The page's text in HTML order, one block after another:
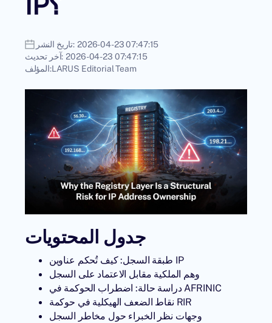
تاريخ النشر: 2026-04-23 07:47:15
آخر تحديث: 2026-04-23 07:47:15
المؤلف:LARUS Editorial Team
جدول المحتويات
طبقة السجل: كيف تُحكم عناوين IP
وهم الملكية مقابل الاعتماد على السجل
دراسة حالة: اضطراب الحوكمة في AFRINIC
نقاط الضعف الهيكلية في حوكمة RIR
وجهات نظر الخبراء حول مخاطر السجل